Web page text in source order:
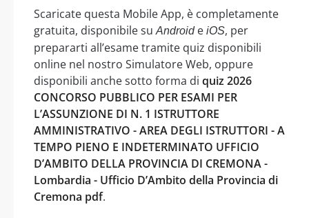
Scaricate questa Mobile App, è completamente
gratuita, disponibile suAndroide iOS, per
prepararti all’esame tramite quiz disponibili
online nel nostro Simulatore Web, oppure
disponibili anche sotto forma di quiz 2026
CONCORSO PUBBLICO PER ESAMI PER
L’ASSUNZIONE DI N. 1 ISTRUTTORE
AMMINISTRATIVO - AREA DEGLI ISTRUTTORI - A
TEMPO PIENO E INDETERMINATO UFFICIO
D’AMBITO DELLA PROVINCIA DI CREMONA -
Lombardia - Ufficio D’Ambito della Provincia di
Cremona pdf.